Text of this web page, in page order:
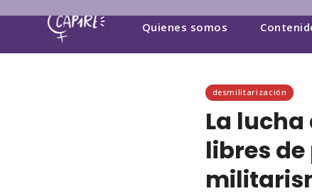
Quienes somos
desmilitarización
La
libres